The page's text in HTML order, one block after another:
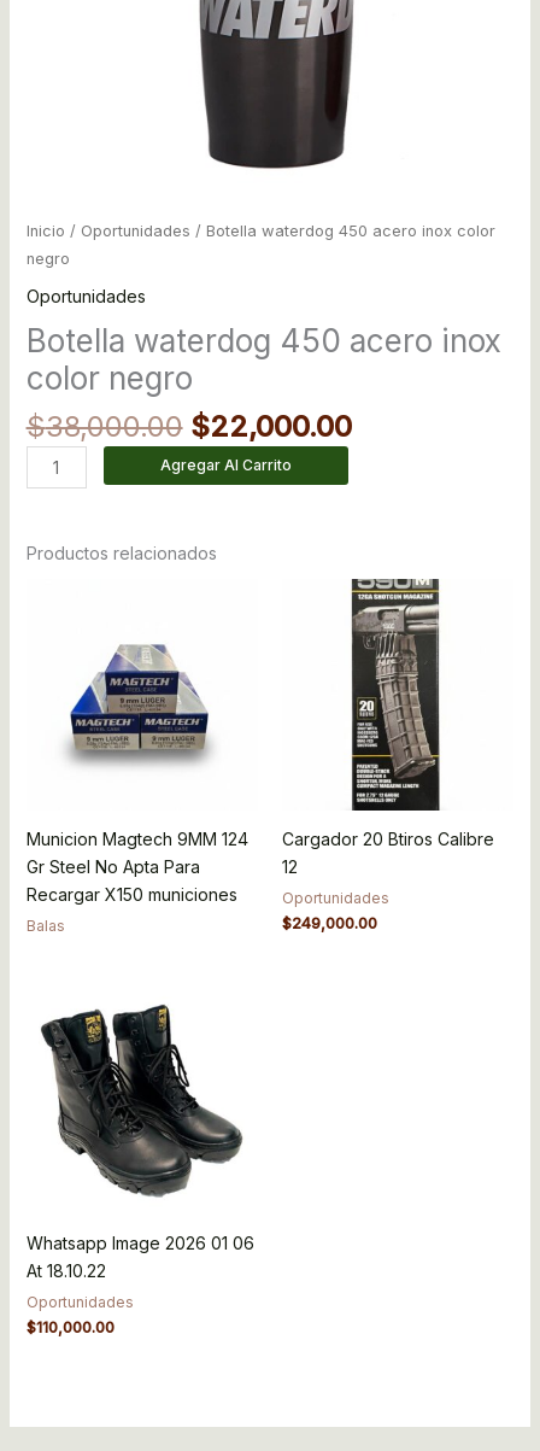
Inicio / Oportunidades / Botella waterdog 450 acero inox color
negro
Oportunidades
Botella waterdog 450 acero inox
color negro
$38,000.00 $22,000.00
Agregar Al Carrito
Productos relacionados
Municion Magtech 9MM 124
Gr Steel No Apta Para
Recargar X150 municiones
Balas
Cargador 20 Btiros Calibre
12
Oportunidades
$249,000.00
Whatsapp Image 2026 01 06
At 18.10.22
Oportunidades
$110,000.00